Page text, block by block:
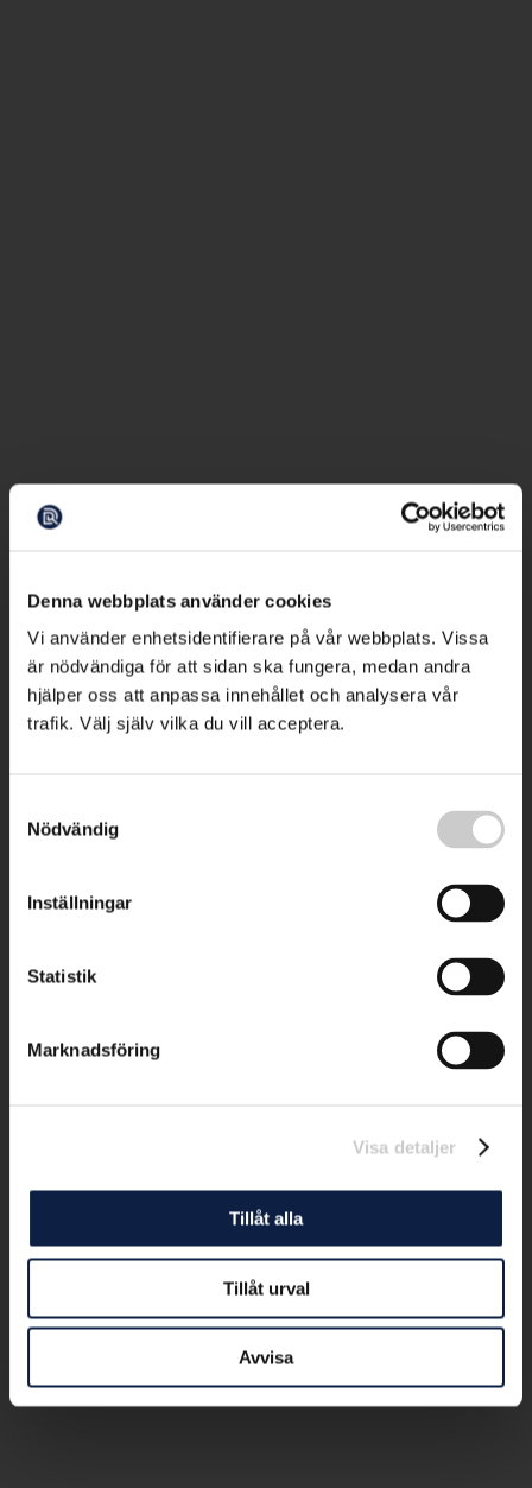
Denna webbplats använder cookies
Vi använder enhetsidentifierare på vår webbplats. Vissa
är nödvändiga för att sidan ska fungera, medan andra
hjälper oss att anpassa innehållet och analysera vår
trafik. Välj själv vilka du vill acceptera.
Nödvändig
Inställningar
Statistik
Marknadsföring
Visa detaljer
Tillåt alla
Tillåt urval
Avvisa